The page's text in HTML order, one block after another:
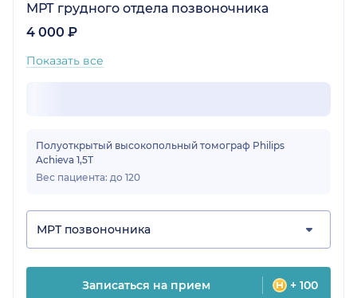
МРТ грудного отдела позвоночника
4 000 ₽
Показать все
Полуоткрытый высокопольный томограф Philips
Achieva 1,5Т
Вес пациента: до 120
МРТ позвоночника
Записаться на прием + 100